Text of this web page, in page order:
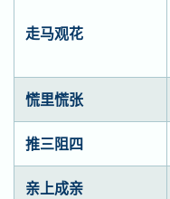
走马观花
慌里慌张
推三阻四
亲上成亲